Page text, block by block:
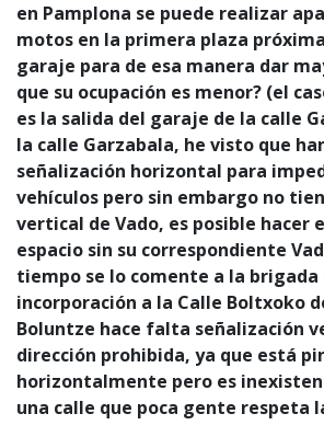
en Pamplona se puede realizar
motos en la primera plaza
garaje para de esa manera dar
que su ocupación es menor? (el
es la salida del garaje de la calle
la calle Garzabala, he visto que
señalización horizontal para
vehículos pero sin embargo no
vertical de Vado, es posible hacer
espacio sin su correspondiente
tiempo se lo comente a la brigada
incorporación a la Calle Boltxoko
Boluntze hace falta señalización
dirección prohibida, ya que está
horizontalmente pero es
una calle que poca gente respeta